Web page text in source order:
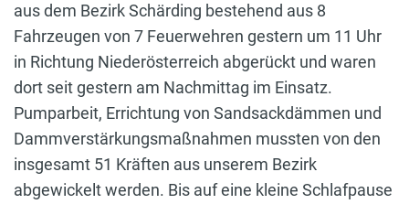
aus dem Bezirk Schärding bestehend aus 8
Fahrzeugen von 7 Feuerwehren gestern um 11 Uhr
in Richtung Niederösterreich abgerückt und waren
dort seit gestern am Nachmittag im Einsatz.
Pumparbeit, Errichtung von Sandsackdämmen und
Dammverstärkungsmaßnahmen mussten von den
insgesamt 51 Kräften aus unserem Bezirk
abgewickelt werden. Bis auf eine kleine Schlafpause